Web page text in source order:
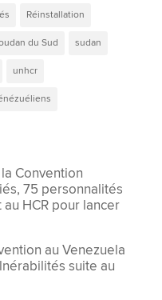
Réinstallation
du Sud sudan
unhcr
Convention
75 personnalités
HCR pour lancer
au Venezuela
suite au